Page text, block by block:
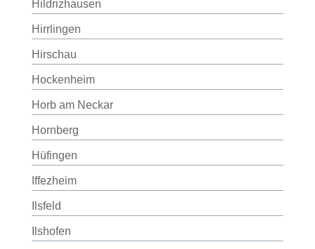
Hildrizhausen
Hirrlingen
Hirschau
Hockenheim
Horb am Neckar
Hornberg
Hüfingen
Iffezheim
Ilsfeld
Ilshofen